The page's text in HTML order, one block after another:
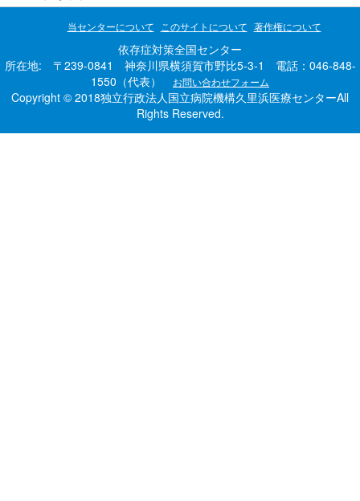
当センターについて このサイトについて 著作権について
依存症対策全国センター
所在地: 〒239-0841 神奈川県横須賀市野比5-3-1 電話：046-848-
1550（代表）
お問い合わせフォーム
Copyright © 2018独立行政法人国立病院機構久里浜医療センターAll
Rights Reserved.